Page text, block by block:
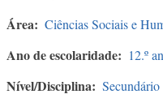
Área Ciências Sociais e
Ano de escolaridade 12.º
Nível/Disciplina Secundário